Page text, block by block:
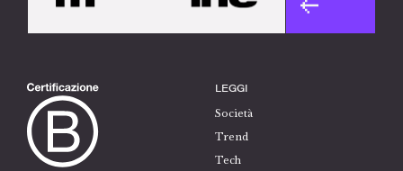
LEGGI
Società
Trend
Tech